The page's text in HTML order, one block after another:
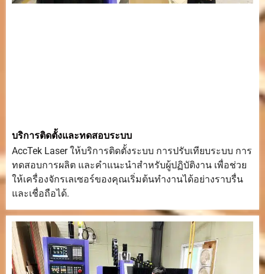
บริการติดตั้งและทดสอบระบบ
AccTek Laser ให้บริการติดตั้งระบบ การปรับเทียบระบบ การ
ทดสอบการผลิต และคำแนะนำสำหรับผู้ปฏิบัติงาน เพื่อช่วย
ให้เครื่องจักรเลเซอร์ของคุณเริ่มต้นทำงานได้อย่างราบรื่น
และเชื่อถือได้.